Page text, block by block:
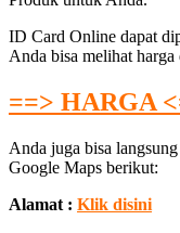
ID Card Online dapat
Anda bisa melihat
==> HARGA
Anda juga bisa
Google Maps berikut:
Alamat : Klik disini